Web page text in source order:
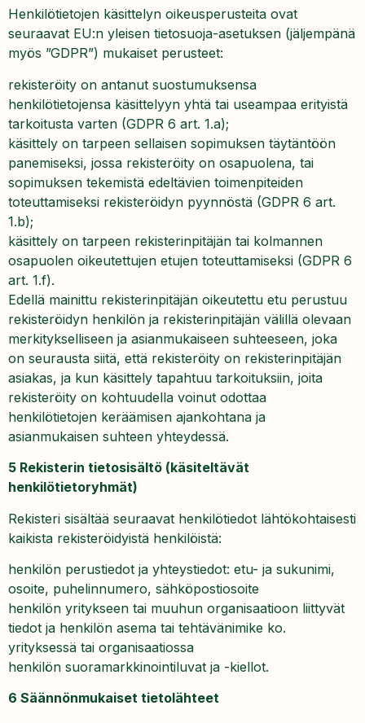
Henkilötietojen käsittelyn oikeusperusteita ovat
seuraavat EU:n yleisen tietosuoja-asetuksen (jäljempänä
myös ”GDPR”) mukaiset perusteet:
rekisteröity on antanut suostumuksensa
henkilötietojensa käsittelyyn yhtä tai useampaa erityistä
tarkoitusta varten (GDPR 6 art. 1.a);
käsittely on tarpeen sellaisen sopimuksen täytäntöön
panemiseksi, jossa rekisteröity on osapuolena, tai
sopimuksen tekemistä edeltävien toimenpiteiden
toteuttamiseksi rekisteröidyn pyynnöstä (GDPR 6 art.
1.b);
käsittely on tarpeen rekisterinpitäjän tai kolmannen
osapuolen oikeutettujen etujen toteuttamiseksi (GDPR 6
art. 1.f).
Edellä mainittu rekisterinpitäjän oikeutettu etu perustuu
rekisteröidyn henkilön ja rekisterinpitäjän välillä olevaan
merkitykselliseen ja asianmukaiseen suhteeseen, joka
on seurausta siitä, että rekisteröity on rekisterinpitäjän
asiakas, ja kun käsittely tapahtuu tarkoituksiin, joita
rekisteröity on kohtuudella voinut odottaa
henkilötietojen keräämisen ajankohtana ja
asianmukaisen suhteen yhteydessä.
5 Rekisterin tietosisältö (käsiteltävät
henkilötietoryhmät)
Rekisteri sisältää seuraavat henkilötiedot lähtökohtaisesti
kaikista rekisteröidyistä henkilöistä:
henkilön perustiedot ja yhteystiedot: etu- ja sukunimi,
osoite, puhelinnumero, sähköpostiosoite
henkilön yritykseen tai muuhun organisaatioon liittyvät
tiedot ja henkilön asema tai tehtävänimike ko.
yrityksessä tai organisaatiossa
henkilön suoramarkkinointiluvat ja -kiellot.
6 Säännönmukaiset tietolähteet